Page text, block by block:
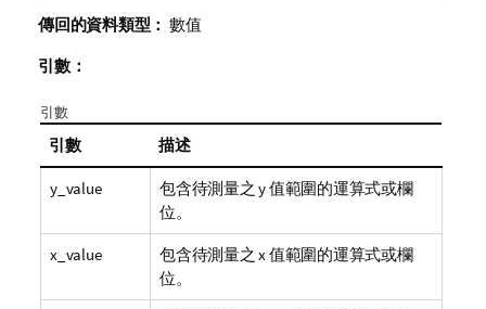
傳回的資料類型： 數值
引數：
引數
引數 描述
y_value 包含待測量之y值範圍的運算式或欄
位。
x_value 包含待測量之x值範圍的運算式或欄
位。